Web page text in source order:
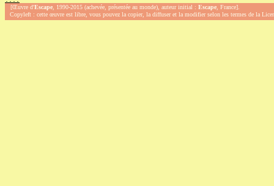
[Œuvre d'Escape, 1990-2015 (achevée, présentée au monde), auteur initial :Escape, France].
Copyleft : cette œuvre est libre, vous pouvez la copier, la diffuser et la modifier selon les termes de la